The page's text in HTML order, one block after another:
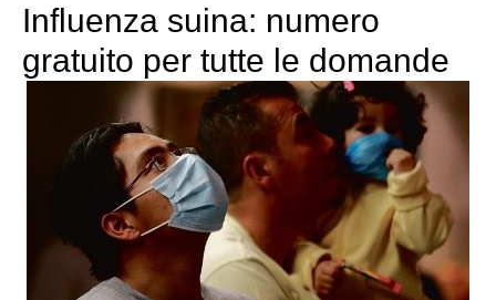
Influenza suina: numero
gratuito per tutte le domande